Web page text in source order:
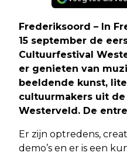
Frederiksoord – In
15 september de
Cultuurfestival
er genieten van
beeldende kunst,
cultuurmakers uit
Westerveld. De
Er zijn optredens,
demo’s en er is een